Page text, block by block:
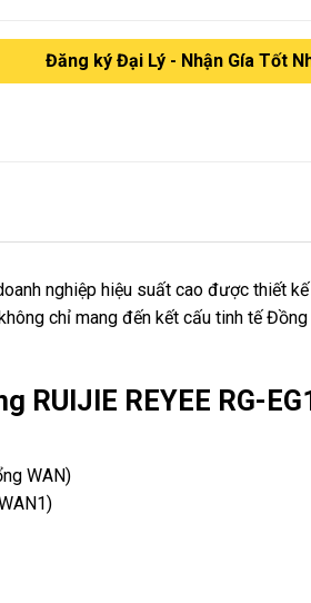
Đăng ký Đại Lý - Nhận Gía Tốt
nghiệp hiệu suất cao được thiết
chỉ mang đến kết cấu tinh tế
REYEE RG-
WAN)